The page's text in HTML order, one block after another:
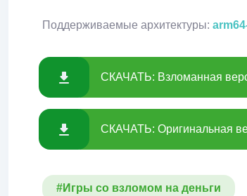
Поддерживаемые архитектуры:
СКАЧАТЬ: Взломанная
СКАЧАТЬ: Оригинальная
#Игры со взломом на деньги